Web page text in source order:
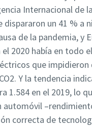
Internacional de
un 41 % a
de la pandemia, y
2020 había en todo
que impidieron
Y la tendencia
1.584 en el 2019, lo
correcta de